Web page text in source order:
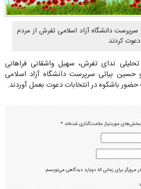
دانشگاه آزاد اسلامی تفرش از مردم
کردند
ندای تفرش، سهیل واشقانی فراهانی
بیاتی سرپرست دانشگاه آزاد اسلامی
باشکوه در انتخابات دعوت بعمل آوردند.
بخش‌های موردنیاز علامت‌گذاری شده‌اند*
برای زمانی که دوباره دیدگاهی می‌نویسم.